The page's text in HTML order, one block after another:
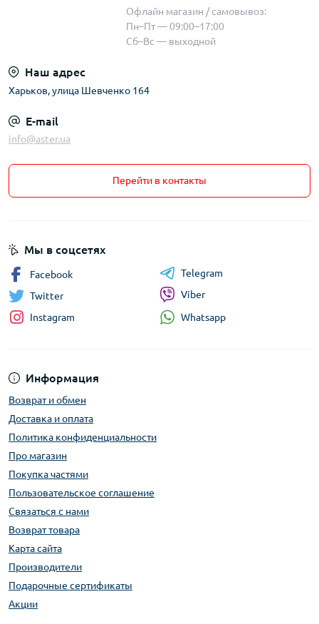
Офлайн магазин / самовывоз:
Пн–Пт — 09:00–17:00
Сб–Вс — выходной
Наш адрес
Харьков, улица Шевченко 164
E-mail
info@aster.ua
Перейти в контакты
Информация
Возврат и обмен
Доставка и оплата
Политика конфиденциальности
Про магазин
Покупка частями
Пользовательское соглашение
Связаться с нами
Возврат товара
Карта сайта
Производители
Подарочные сертификаты
Акции
Мы в соцсетях
Facebook
Twitter
Instagram
Telegram
Viber
Whatsapp